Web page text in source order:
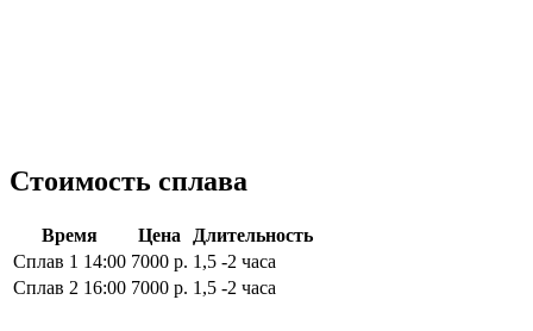
Стоимость сплава
Время Цена
Длительность
Сплав 1 14:00 7000 р. 1,5 -2 часа
Сплав 2 16:00 7000 р. 1,5 -2 часа